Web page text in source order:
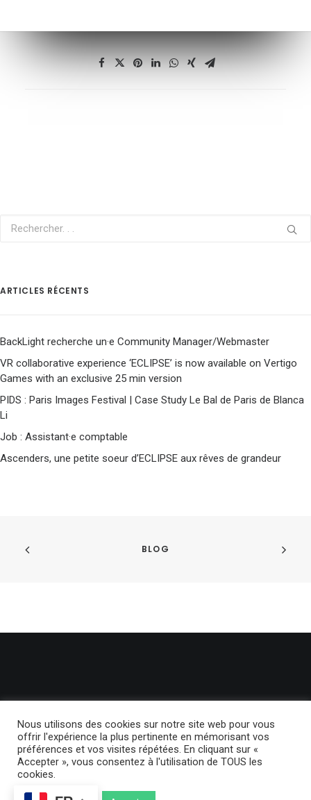
ARTICLES RÉCENTS
BackLight recherche un·e Community Manager/Webmaster
VR collaborative experience ‘ECLIPSE’ is now available on Vertigo
Games with an exclusive 25 min version
PIDS : Paris Images Festival | Case Study Le Bal de Paris de Blanca
Li
Job : Assistant·e comptable
Ascenders, une petite soeur d’ECLIPSE aux rêves de grandeur
BLOG
© 2024 BackLight. | Tous droits réservés.Politique de confidentialité
Nous utilisons des cookies sur notre site web pour vous
offrir l'expérience la plus pertinente en mémorisant vos
préférences et vos visites répétées. En cliquant sur «
Accepter », vous consentez à l'utilisation de TOUS les
cookies.